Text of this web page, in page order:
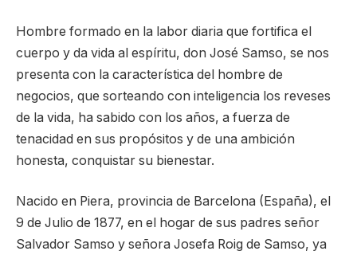
Hombre formado en la labor diaria que fortifica el
cuerpo y da vida al espíritu, don José Samso, se nos
presenta con la característica del hombre de
negocios, que sorteando con inteligencia los reveses
de la vida, ha sabido con los años, a fuerza de
tenacidad en sus propósitos y de una ambición
honesta, conquistar su bienestar.
Nacido en Piera, provincia de Barcelona (España), el
9 de Julio de 1877, en el hogar de sus padres señor
Salvador Samso y señora Josefa Roig de Samso, ya